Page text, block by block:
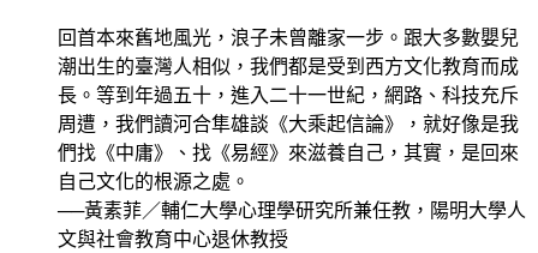
回首本來舊地風光，浪子未曾離家一步。跟大多數嬰兒
潮出生的臺灣人相似，我們都是受到西方文化教育而成
長。等到年過五十，進入二十一世紀，網路、科技充斥
周遭，我們讀河合隼雄談《大乘起信論》，就好像是我
們找《中庸》、找《易經》來滋養自己，其實，是回來
自己文化的根源之處。
──黃素菲／輔仁大學心理學研究所兼任教，陽明大學人
文與社會教育中心退休教授